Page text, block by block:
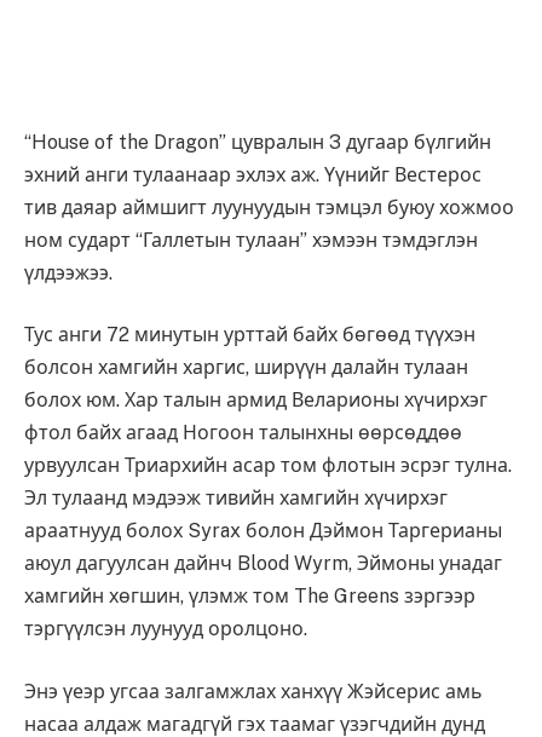
“House of the Dragon” цувралын 3 дугаар бүлгийн
эхний анги тулаанаар эхлэх аж. Үүнийг Вестерос
тив даяар аймшигт луунуудын тэмцэл буюу хожмоо
ном сударт “Галлетын тулаан” хэмээн тэмдэглэн
үлдээжээ.
Тус анги 72 минутын урттай байх бөгөөд түүхэн
болсон хамгийн харгис, ширүүн далайн тулаан
болох юм. Хар талын армид Веларионы хүчирхэг
фтол байх агаад Ногоон талынхны өөрсөддөө
урвуулсан Триархийн асар том флотын эсрэг тулна.
Эл тулаанд мэдээж тивийн хамгийн хүчирхэг
араатнууд болох Syrax болон Дэймон Таргерианы
аюул дагуулсан дайнч Blood Wyrm, Эймоны унадаг
хамгийн хөгшин, үлэмж том The Greens зэргээр
тэргүүлсэн луунууд оролцоно.
Энэ үеэр угсаа залгамжлах ханхүү Жэйсерис амь
насаа алдаж магадгүй гэх таамаг үзэгчдийн дунд